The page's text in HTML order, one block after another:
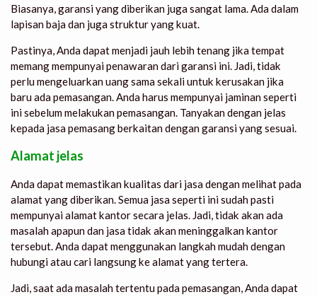
Biasanya, garansi yang diberikan juga sangat lama. Ada dalam
lapisan baja dan juga struktur yang kuat.
Pastinya, Anda dapat menjadi jauh lebih tenang jika tempat
memang mempunyai penawaran dari garansi ini. Jadi, tidak
perlu mengeluarkan uang sama sekali untuk kerusakan jika
baru ada pemasangan. Anda harus mempunyai jaminan seperti
ini sebelum melakukan pemasangan. Tanyakan dengan jelas
kepada jasa pemasang berkaitan dengan garansi yang sesuai.
Alamat jelas
Anda dapat memastikan kualitas dari jasa dengan melihat pada
alamat yang diberikan. Semua jasa seperti ini sudah pasti
mempunyai alamat kantor secara jelas. Jadi, tidak akan ada
masalah apapun dan jasa tidak akan meninggalkan kantor
tersebut. Anda dapat menggunakan langkah mudah dengan
hubungi atau cari langsung ke alamat yang tertera.
Jadi, saat ada masalah tertentu pada pemasangan, Anda dapat